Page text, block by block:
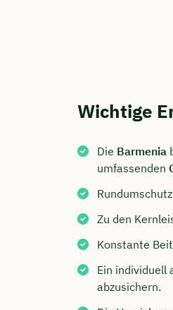
Wichtige
Die Barmenia
umfassenden
Zu den
Konstante
Ein individuell
abzusichern.